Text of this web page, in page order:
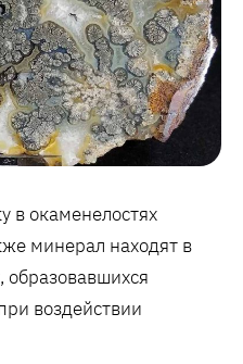
в окаменелостях
минерал находят в
воздействии